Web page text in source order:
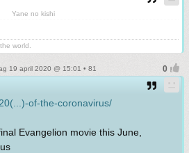
Yane no kishi
world.
19 april 2020 @ 15:01 • 81
of-the-coronavirus/
Evangelion movie this June,